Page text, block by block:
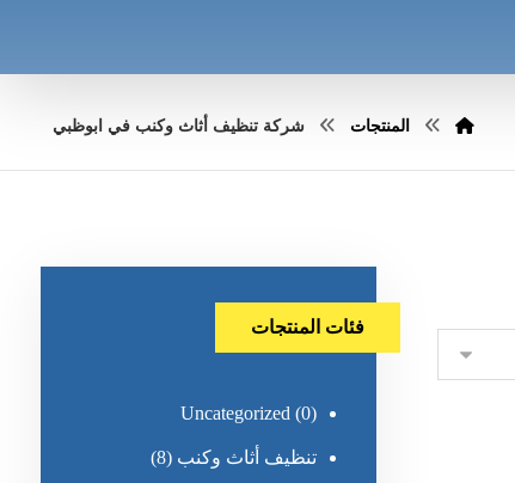
المنتجات شركة تنظيف أثاث وكنب في ابوظبي
فئات المنتجات
Uncategorized (0)
تنظيف أثاث وكنب (8)